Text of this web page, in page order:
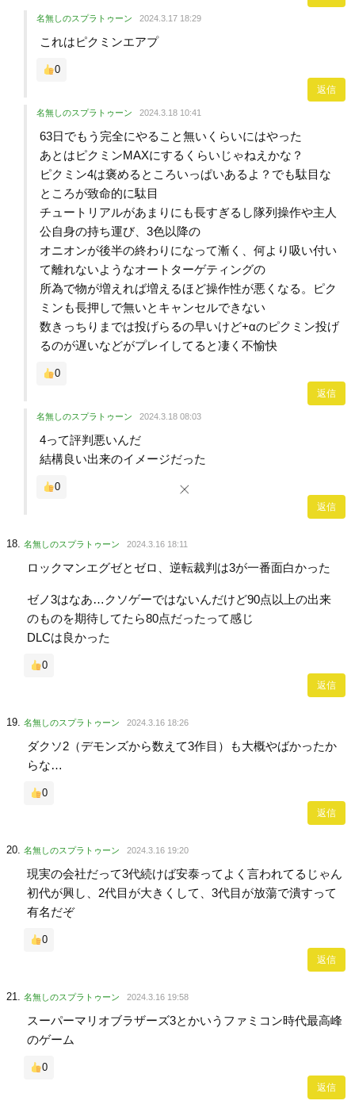
名無しのスプラトゥーン 2024.3.17 18:29
これはピクミンエアプ
0
返信
名無しのスプラトゥーン 2024.3.18 10:41
63日でもう完全にやること無いくらいにはやった
あとはピクミンMAXにするくらいじゃねえかな？
ピクミン4は褒めるところいっぱいあるよ？でも駄目な
ところが致命的に駄目
チュートリアルがあまりにも長すぎるし隊列操作や主人
公自身の持ち運び、3色以降の
オニオンが後半の終わりになって漸く、何より吸い付い
て離れないようなオートターゲティングの
所為で物が増えれば増えるほど操作性が悪くなる。ピク
ミンも長押しで無いとキャンセルできない
数きっちりまでは投げらるの早いけど+αのピクミン投げ
るのが遅いなどがプレイしてると凄く不愉快
0
返信
名無しのスプラトゥーン 2024.3.18 08:03
4って評判悪いんだ
結構良い出来のイメージだった
0
返信
名無しのスプラトゥーン 2024.3.16 18:11
ロックマンエグゼとゼロ、逆転裁判は3が一番面白かった
ゼノ3はなあ…クソゲーではないんだけど90点以上の出来
のものを期待してたら80点だったって感じ
DLCは良かった
0
返信
名無しのスプラトゥーン 2024.3.16 18:26
ダクソ2（デモンズから数えて3作目）も大概やばかったか
らな…
0
返信
名無しのスプラトゥーン 2024.3.16 19:20
現実の会社だって3代続けば安泰ってよく言われてるじゃん
初代が興し、2代目が大きくして、3代目が放蕩で潰すって
有名だぞ
0
返信
名無しのスプラトゥーン 2024.3.16 19:58
スーパーマリオブラザーズ3とかいうファミコン時代最高峰
のゲーム
0
返信